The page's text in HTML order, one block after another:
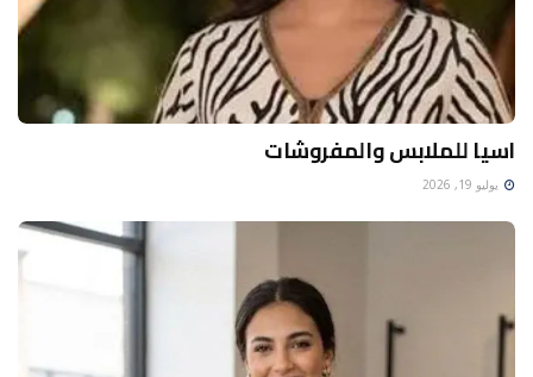
اسيا للملابس والمفروشات
يوليو 19, 2026